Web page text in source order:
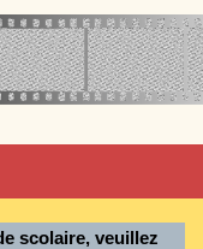
scolaire, veuillez